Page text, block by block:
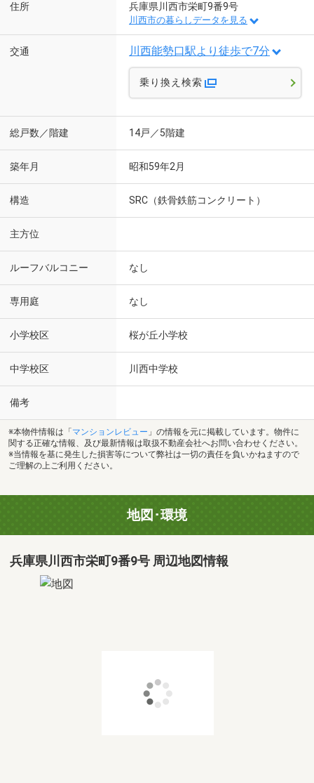
住所 兵庫県川西市栄町9番9号
川西市の暮らしデータを見る
交通 川西能勢口駅より徒歩で7分
乗り換え検索
総戸数／階建 14戸／5階建
築年月 昭和59年2月
構造 SRC（鉄骨鉄筋コンクリート）
主方位
ルーフバルコニー なし
専用庭 なし
小学校区 桜が丘小学校
中学校区 川西中学校
備考
※本物件情報は「 マンションレビュー 」の情報を元に掲載しています。物件に
関する正確な情報、及び最新情報は取扱不動産会社へお問い合わせください。
※当情報を基に発生した損害等について弊社は一切の責任を負いかねますので
ご理解の上ご利用ください。
地図･環境
兵庫県川西市栄町9番9号 周辺地図情報